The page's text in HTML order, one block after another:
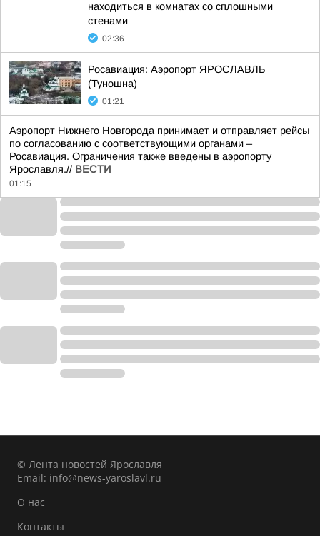
находиться в комнатах со сплошными
стенами
02:36
Росавиация: Аэропорт ЯРОСЛАВЛЬ
(Туношна)
01:21
Аэропорт Нижнего Новгорода принимает и отправляет рейсы
по согласованию с соответствующими органами –
Росавиация. Ограничения также введены в аэропорту
Ярославля.// ВЕСТИ
01:15
© Лента новостей Ярославля
Email: info@news-yaroslavl.ru
О нас
Контакты